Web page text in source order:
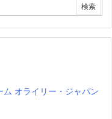
ム オライリー・ジャパン